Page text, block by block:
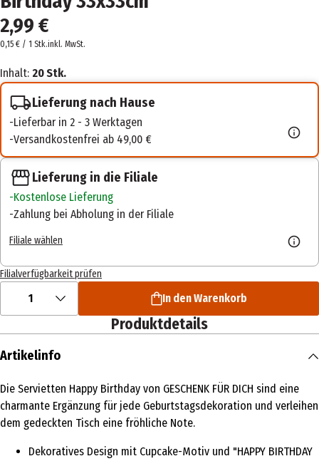
2,99 €
0,15 € / 1 Stk.inkl. MwSt.
Inhalt: 20 Stk.
Lieferung nach Hause
Lieferbar in 2 - 3 Werktagen
Versandkostenfrei ab 49,00 €
Lieferung in die Filiale
Kostenlose Lieferung
Zahlung bei Abholung in der Filiale
Filiale wählen
Filialverfügbarkeit prüfen
1 In den Warenkorb
Produktdetails
Artikelinfo
Die Servietten Happy Birthday von GESCHENK FÜR DICH sind eine
charmante Ergänzung für jede Geburtstagsdekoration und verleihen
dem gedeckten Tisch eine fröhliche Note.
Dekoratives Design mit Cupcake-Motiv und "HAPPY BIRTHDAY